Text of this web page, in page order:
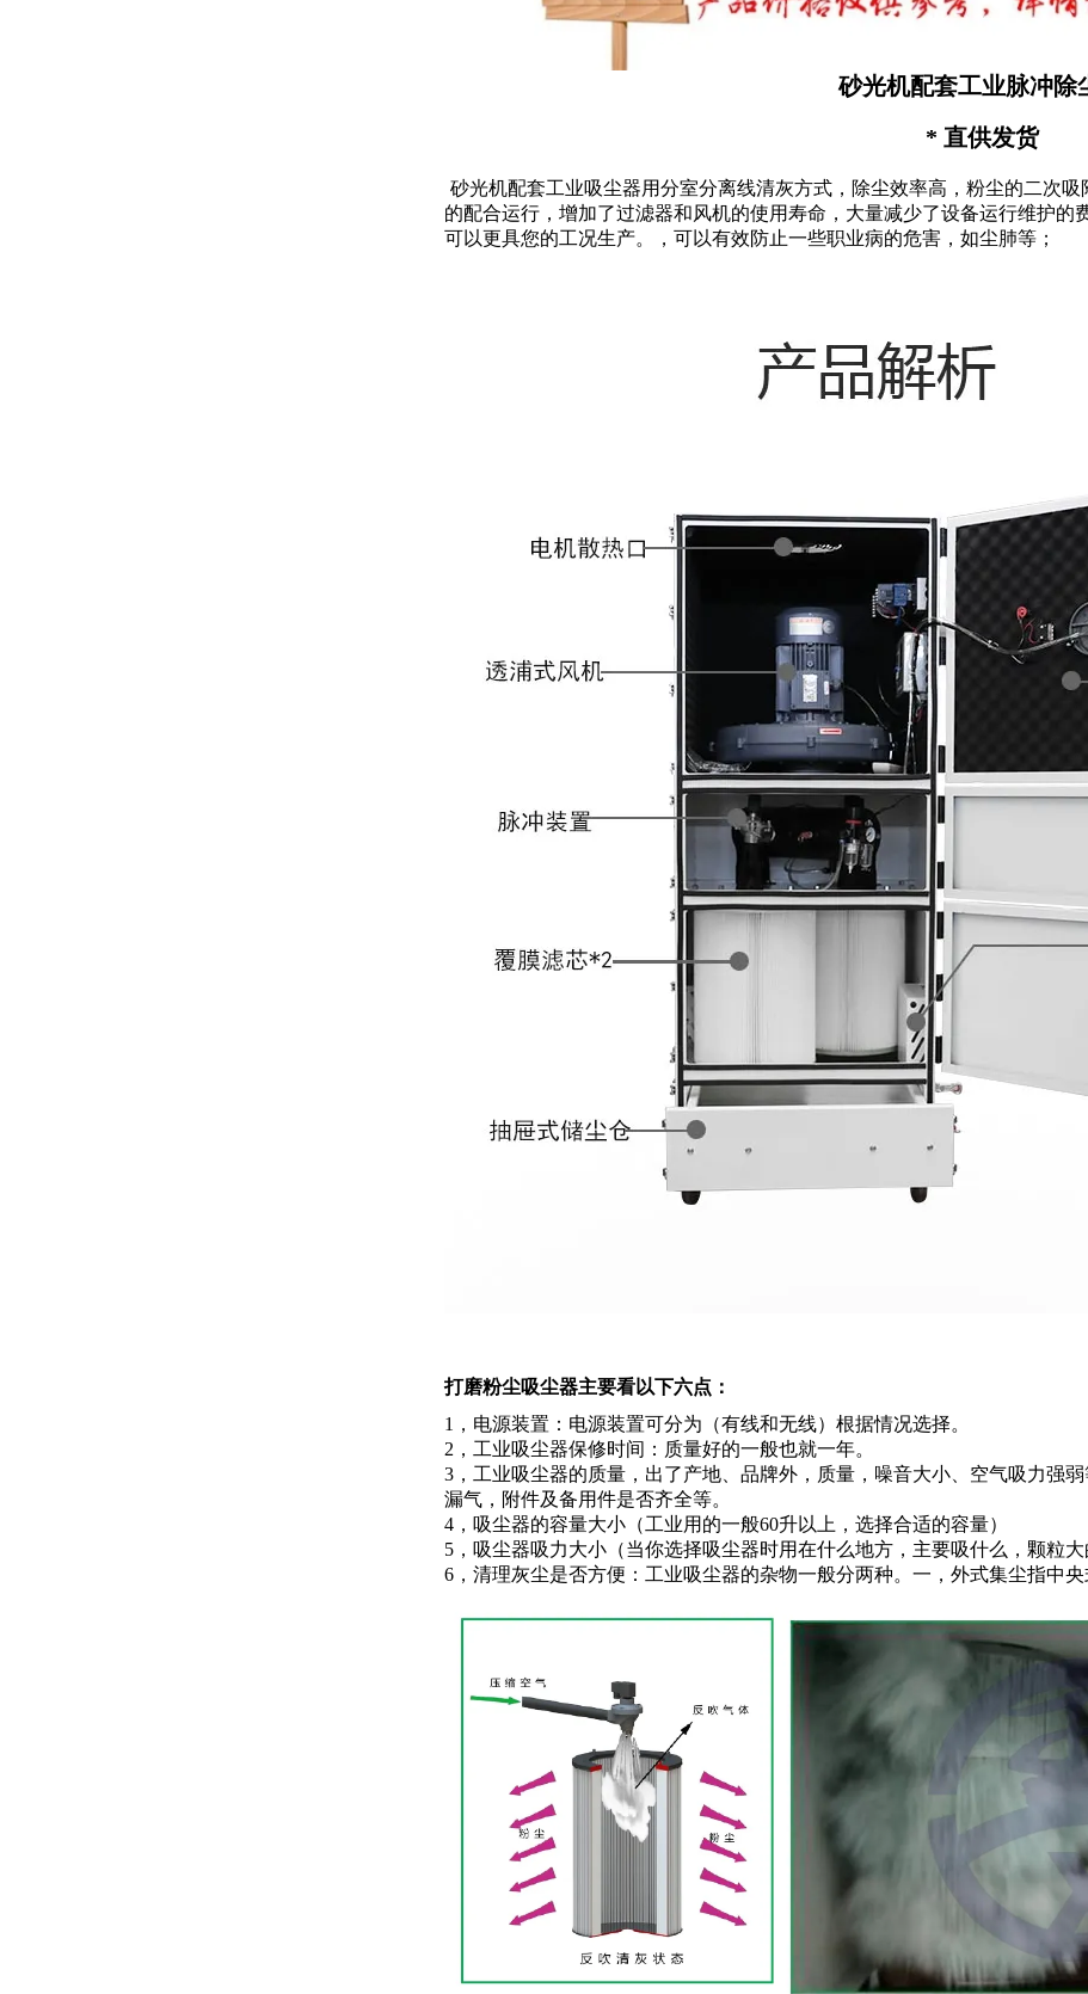
砂光机配套工业脉冲除
* 直供发货
砂光机配套工业吸尘器用分室分离线清灰方式，除尘效率高，粉尘的二次
的配合运行，增加了过滤器和风机的使用寿命，大量减少了设备运行维护的
可以更具您的工况生产。，可以有效防止一些职业病的危害，如尘肺等；
打磨粉尘吸尘器主要看以下六点：
1，电源装置：电源装置可分为（有线和无线）根据情况选择。
2，工业吸尘器保修时间：质量好的一般也就一年。
3，工业吸尘器的质量，出了产地、品牌外，质量，噪音大小、空气吸力强
漏气，附件及备用件是否齐全等。
4，吸尘器的容量大小（工业用的一般60升以上，选择合适的容量）
5，吸尘器吸力大小（当你选择吸尘器时用在什么地方，主要吸什么，颗粒
6，清理灰尘是否方便：工业吸尘器的杂物一般分两种。一，外式集尘指中